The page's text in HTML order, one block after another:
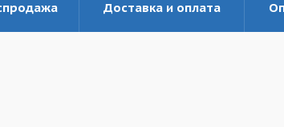
Доставка и оплата